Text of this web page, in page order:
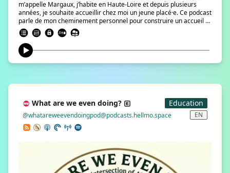
m’appelle Margaux, j’habite en Haute-Loire et depuis plusieurs
années, je souhaite accueillir chez moi un jeune placé·e. Ce podcast
parle de mon cheminement personnel pour construire un accueil à
la maison. Avec une question qui m’intéresse particulièrement :
quelles conditions permettent de prendre soin autrement de ces
enfants ? Pour répondre à cette question, je pars à la rencontre de
réseaux, de lieux, d’associations et de personnes qui, depuis des
dizaines d’années, expérimentent d’autres façons d’accompagner
milieu rural, les accueils de répit, les séjours de rupture…Ce sont
essaie de faire une place au lien, au quotidien, à la nature, au soin,
à la parole des enfants. Tout au long de ce podcast, suivez ma
rencontre avec ces initiatives, pour les comprendre, m’en inspirer,
et peut-être, un jour, pouvoir accueillir à mon tour un·e enfant ou un
podcast réalisé par Margaux VINCENT SUZZONI et produit par
l’association La Calligramme.
Education
What are we even doing?
EN
@whatareweevendoingpod@podcasts.hellmo.space